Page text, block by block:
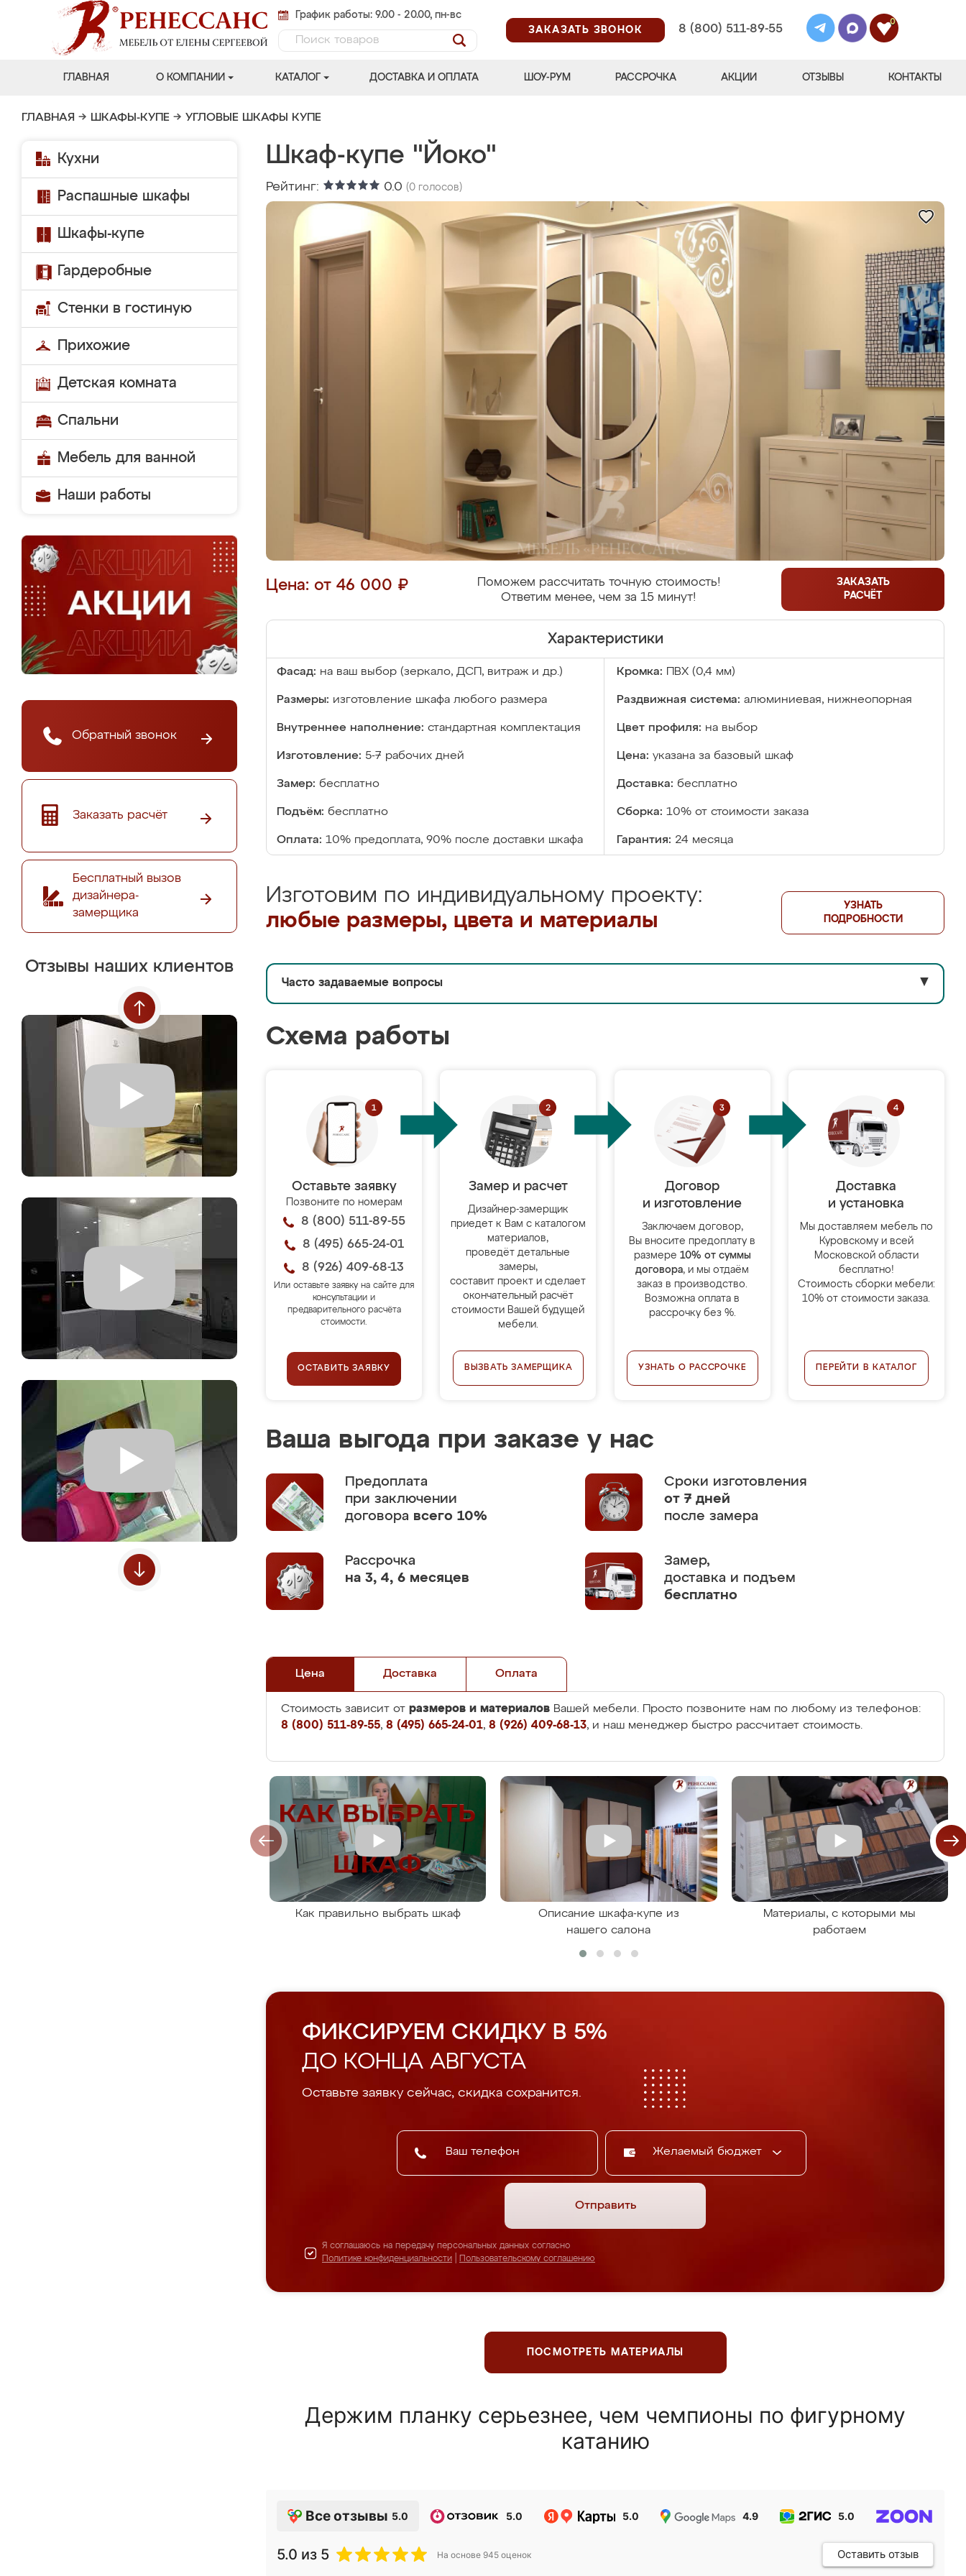
График работы: 9.00 - 20.00, пн-вс
ЗАКАЗАТЬ ЗВОНОК
8 (800) 511-89-55
0
ГЛАВНАЯ О КОМПАНИИ КАТАЛОГ ДОСТАВКА И ОПЛАТА ШОУ-РУМ РАССРОЧКА АКЦИИ ОТЗЫВЫ КОНТАКТЫ
ГЛАВНАЯ → ШКАФЫ-КУПЕ → УГЛОВЫЕ ШКАФЫ КУПЕ
Кухни
Распашные шкафы
Шкафы-купе
Гардеробные
Стенки в гостиную
Прихожие
Детская комната
Спальни
Мебель для ванной
Наши работы
Обратный звонок
Заказать расчёт
Бесплатный вызов
дизайнера-
замерщика
Отзывы наших клиентов
Шкаф-купе "Йоко"
Рейтинг: 0.0 (0 голосов)
Цена: от 46 000 ₽
Поможем рассчитать точную стоимость!
Ответим менее, чем за 15 минут!
ЗАКАЗАТЬ
РАСЧЁТ
Характеристики
Фасад: на ваш выбор (зеркало, ДСП, витраж и др.) Кромка: ПВХ (0,4 мм)
Размеры: изготовление шкафа любого размера Раздвижная система: алюминиевая, нижнеопорная
Внутреннее наполнение: стандартная комплектация Цвет профиля: на выбор
Изготовление: 5-7 рабочих дней Цена: указана за базовый шкаф
Замер: бесплатно Доставка: бесплатно
Подъём: бесплатно Сборка: 10% от стоимости заказа
Оплата: 10% предоплата, 90% после доставки шкафа Гарантия: 24 месяца
Изготовим по индивидуальному проекту:
любые размеры, цвета и материалы
УЗНАТЬ
ПОДРОБНОСТИ
Часто задаваемые вопросы ▼
Схема работы
Оставьте заявку
Позвоните по номерам
8 (800) 511-89-55
8 (495) 665-24-01
8 (926) 409-68-13
Или оставьте заявку на сайте для
консультации и
предварительного расчёта
стоимости.
ОСТАВИТЬ ЗАЯВКУ
Замер и расчет
Дизайнер-замерщик
приедет к Вам с каталогом
материалов,
проведёт детальные
замеры,
составит проект и сделает
окончательный расчёт
стоимости Вашей будущей
мебели.
ВЫЗВАТЬ ЗАМЕРЩИКА
Договор
и изготовление
Заключаем договор,
Вы вносите предоплату в
размере 10% от суммы
договора, и мы отдаём
заказ в производство.
Возможна оплата в
рассрочку без %.
УЗНАТЬ О РАССРОЧКЕ
Доставка
и установка
Мы доставляем мебель по
Куровскому и всей
Московской области
бесплатно!
Стоимость сборки мебели:
10% от стоимости заказа.
ПЕРЕЙТИ В КАТАЛОГ
Ваша выгода при заказе у нас
Предоплата
при заключении
договора всего 10%
Сроки изготовления
от 7 дней
после замера
Рассрочка
на 3, 4, 6 месяцев
Замер,
доставка и подъем
бесплатно
Цена Доставка Оплата
Стоимость зависит от размеров и материалов Вашей мебели. Просто позвоните нам по любому из телефонов:
8 (800) 511-89-55, 8 (495) 665-24-01, 8 (926) 409-68-13, и наш менеджер быстро рассчитает стоимость.
Как правильно выбрать шкаф
Описание шкафа-купе из
нашего салона
Материалы, с которыми мы
работаем
ФИКСИРУЕМ СКИДКУ В 5%
ДО КОНЦА АВГУСТА
Оставьте заявку сейчас, скидка сохранится.
Желаемый бюджет
Отправить
Я соглашаюсь на передачу персональных данных согласно
Политике конфиденциальности
Пользовательскому соглашению
ПОСМОТРЕТЬ МАТЕРИАЛЫ
Держим планку серьезнее, чем чемпионы по фигурному
катанию
Все отзывы 5.0 5.0 5.0 4.9 5.0
5.0 из 5 На основе 945 оценок Оставить отзыв